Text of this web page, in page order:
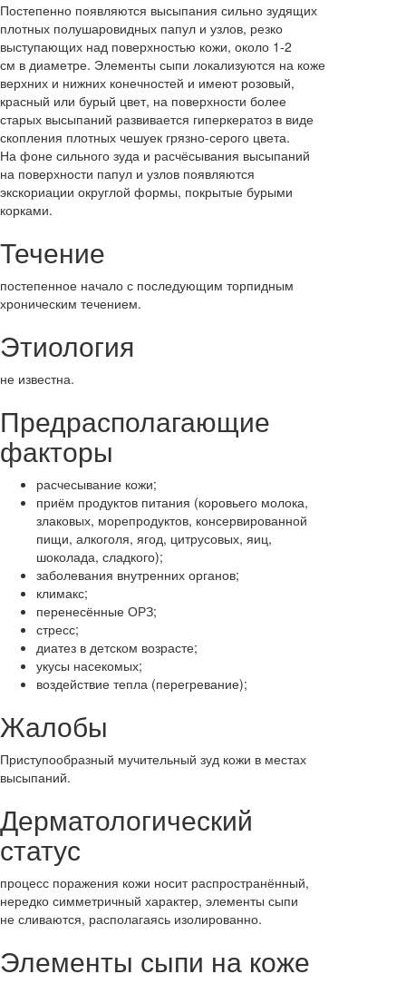
Постепенно появляются высыпания сильно зудящих
плотных полушаровидных папул и узлов, резко
выступающих над поверхностью кожи, около 1-2
см в диаметре. Элементы сыпи локализуются на коже
верхних и нижних конечностей и имеют розовый,
красный или бурый цвет, на поверхности более
старых высыпаний развивается гиперкератоз в виде
скопления плотных чешуек грязно-серого цвета.
На фоне сильного зуда и расчёсывания высыпаний
на поверхности папул и узлов появляются
экскориации округлой формы, покрытые бурыми
корками.
Течение
постепенное начало с последующим торпидным
хроническим течением.
Этиология
не известна.
Предрасполагающие
факторы
расчесывание кожи;
приём продуктов питания (коровьего молока,
злаковых, морепродуктов, консервированной
пищи, алкоголя, ягод, цитрусовых, яиц,
шоколада, сладкого);
заболевания внутренних органов;
климакс;
перенесённые ОРЗ;
стресс;
диатез в детском возрасте;
укусы насекомых;
воздействие тепла (перегревание);
Жалобы
Приступообразный мучительный зуд кожи в местах
высыпаний.
Дерматологический
статус
процесс поражения кожи носит распространённый,
нередко симметричный характер, элементы сыпи
не сливаются, располагаясь изолированно.
Элементы сыпи на коже